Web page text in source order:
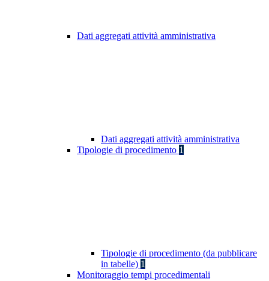
Dati aggregati attività amministrativa
Dati aggregati attività amministrativa
Tipologie di procedimento 1
Tipologie di procedimento (da pubblicare
in tabelle) 1
Monitoraggio tempi procedimentali